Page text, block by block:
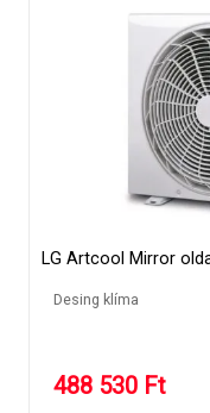
LG Artcool Mirror
Desing klíma
488 530 Ft